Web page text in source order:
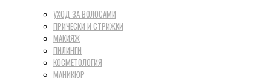
УХОД ЗА ВОЛОСАМИ
ПРИЧЕСКИ И СТРИЖКИ
МАКИЯЖ
ПИЛИНГИ
КОСМЕТОЛОГИЯ
МАНИКЮР